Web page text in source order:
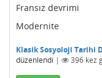
Fransız devrimi
Modernite
Klasik Sosyoloji Tarihi
düzenlendi | 396 kez